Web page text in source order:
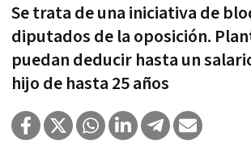
Se trata de una iniciativa de
diputados de la oposición.
puedan deducir hasta un
hijo de hasta 25 años